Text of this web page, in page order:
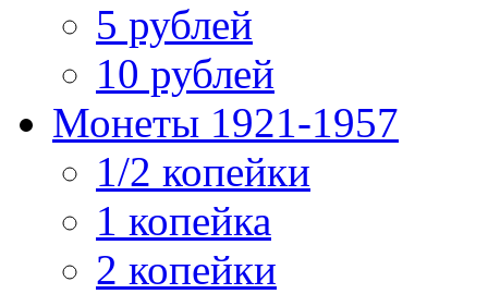
5 рублей
10 рублей
Монеты 1921-1957
1/2 копейки
1 копейка
2 копейки